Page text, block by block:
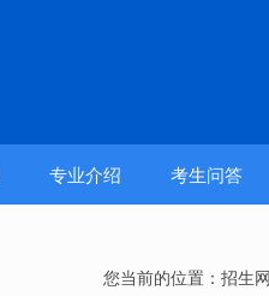
专业介绍 考生问答
您当前的位置： 招生